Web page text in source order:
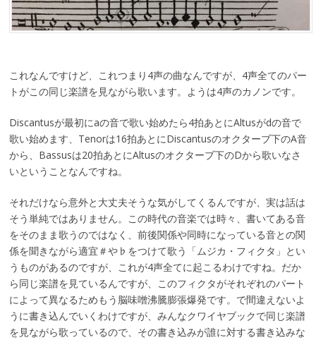
これなんですけど、これつまり4声の曲なんですが、4声全てのパー
トがこの同じ楽譜を見ながら歌います。ようは4声のカノンです。
Discantusが最初にaの音で歌い始めたら4拍あとにAltusがdの音で
歌い始めます、Tenorは16拍あとにDiscantusのオクターブ下のA音
から、Bassusは20拍あとにAltusのオクターブ下のDから歌いなさ
いということなんですね。
それだけなら意外と大丈夫そうな気がしてくるんですが、実は話は
そう単純ではありません。この時代の音楽では時々、書いてある音
をそのまま歌うのではなく、前後関係や同時になっている音との関
係を聞きながら適宜＃や♭をつけて歌う「ムジカ・フィクタ」とい
うものがあるのですが、これが4声全てに起こるわけですね。だか
ら同じ楽譜を見ているんですが、このフィクタがそれぞれのパート
によって異なるためもう脳味噌沸騰膨張爆発です。で間違えないよ
うに書き込んでいくわけですが、みんなクワイヤブックで同じ楽譜
を見ながら歌っているので、その書き込みが誰に対する書き込みな